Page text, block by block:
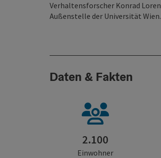
Verhaltensforscher Konrad
Außenstelle der Universität
Daten & Fakten
2.100
Einwohner